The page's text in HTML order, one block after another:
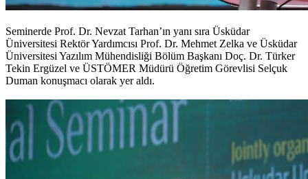
Seminerde Prof. Dr. Nevzat Tarhan’ın yanı sıra Üsküdar
Üniversitesi Rektör Yardımcısı Prof. Dr. Mehmet Zelka ve Üsküdar
Üniversitesi Yazılım Mühendisliği Bölüm Başkanı Doç. Dr. Türker
Tekin Ergüzel ve ÜSTÖMER Müdürü Öğretim Görevlisi Selçuk
Duman konuşmacı olarak yer aldı.